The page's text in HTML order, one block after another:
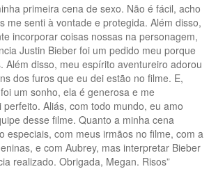
primeira cena de sexo. Não é fácil, acho
me senti à vontade e protegida. Além disso,
incorporar coisas nossas na personagem,
Justin Bieber foi um pedido meu porque
Além disso, meu espírito aventureiro adorou
dos furos que eu dei estão no filme. E,
um sonho, ela é generosa e me
Aliás, com todo mundo, eu amo
desse filme. Quanto a minha cena
especiais, com meus irmãos no filme, com a
e com Aubrey, mas interpretar Bieber
realizado. Obrigada, Megan. Risos”